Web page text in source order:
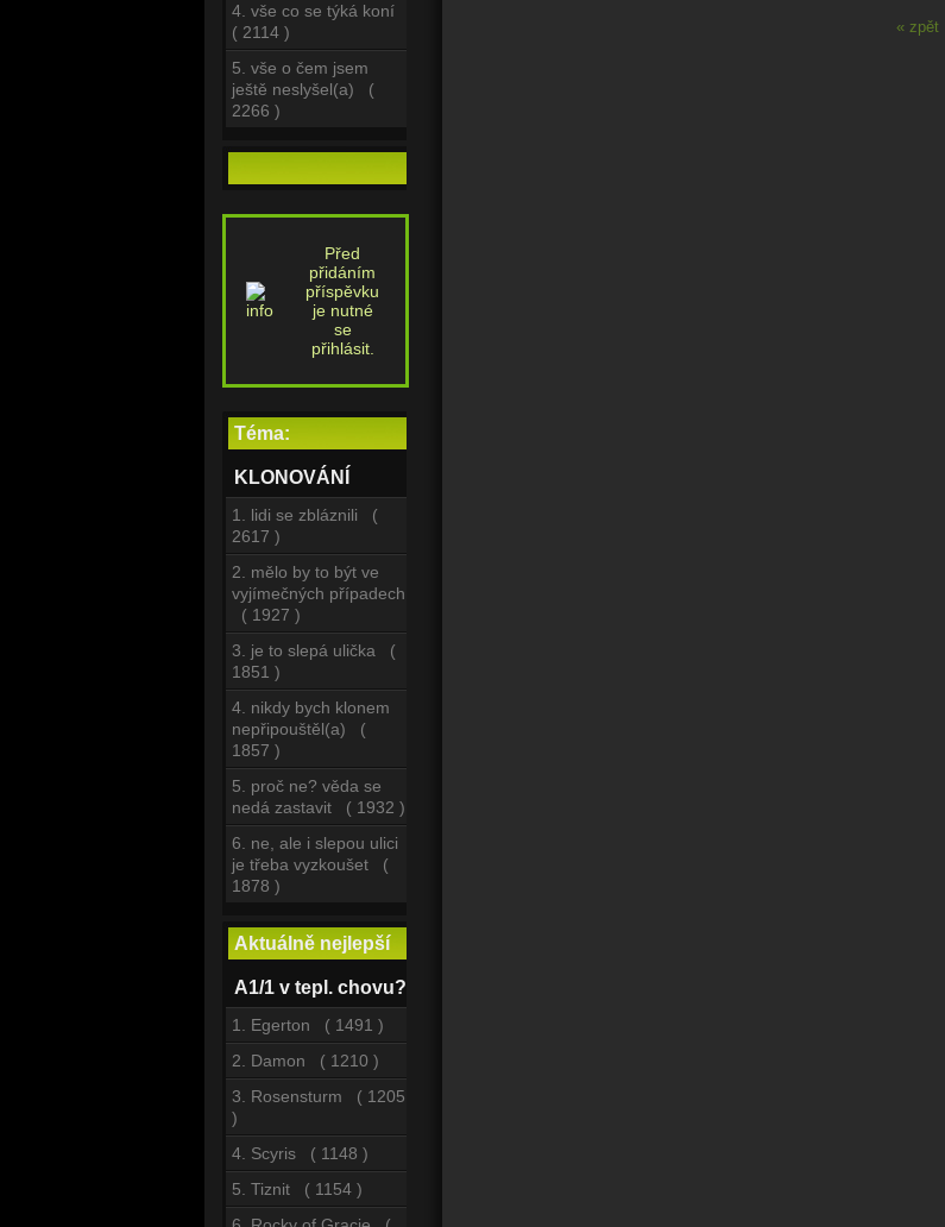
4. vše co se týká koní
( 2114 )
5. vše o čem jsem
ještě neslyšel(a) (
2266 )
Před
přidáním
příspěvku
je nutné
se
přihlásit.
Téma:
KLONOVÁNÍ
1. lidi se zbláznili (
2617 )
2. mělo by to být ve
vyjímečných případech
( 1927 )
3. je to slepá ulička (
1851 )
4. nikdy bych klonem
nepřipouštěl(a) (
1857 )
5. proč ne? věda se
nedá zastavit ( 1932 )
6. ne, ale i slepou ulici
je třeba vyzkoušet (
1878 )
Aktuálně nejlepší
A1/1 v tepl. chovu?
1. Egerton ( 1491 )
2. Damon ( 1210 )
3. Rosensturm ( 1205
)
4. Scyris ( 1148 )
5. Tiznit ( 1154 )
« zpět